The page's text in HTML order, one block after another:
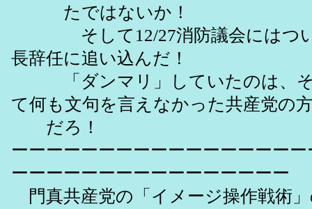
たではないか！
そして12/27消防議会にはつい
長辞任に追い込んだ！
「ダンマリ」していたのは、そ
て何も文句を言えなかった共産党の
だろ！
ーーーーーーーーーーーーーーーー
ーーーーーーーーーーーーーーーー
門真共産党の「イメージ操作戦術